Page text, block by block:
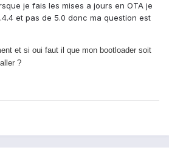
je fais les mises a jours en OTA je
et pas de 5.0 donc ma question est
et si oui faut il que mon bootloader soit
?